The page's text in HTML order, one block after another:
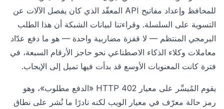
للمحافظ وإعداد مفاتيح API المعقّد الذي كان يفصل الآلات عن
التسوية على السلسلة. وقراءتنا لبيانات الشبكة أن هذا الطلب
البرمجي المنتظم — لا قفزة مضاربية واحدة — هو ما دفع عدّاد
معاملات وكلاء الذكاء الاصطناعي نحو حاجز الأرقام السبعة، في
فترة كانت المعنويات الأوسع قد بدأت فيها تميل إلى الإيجاب.
يقوم المُيسِّر على معيار HTTP 402 «الدفع مطلوب»، وهو
رمز حالة معرّف في معيار الويب لكنه نادرًا ما نُشر على نطاق